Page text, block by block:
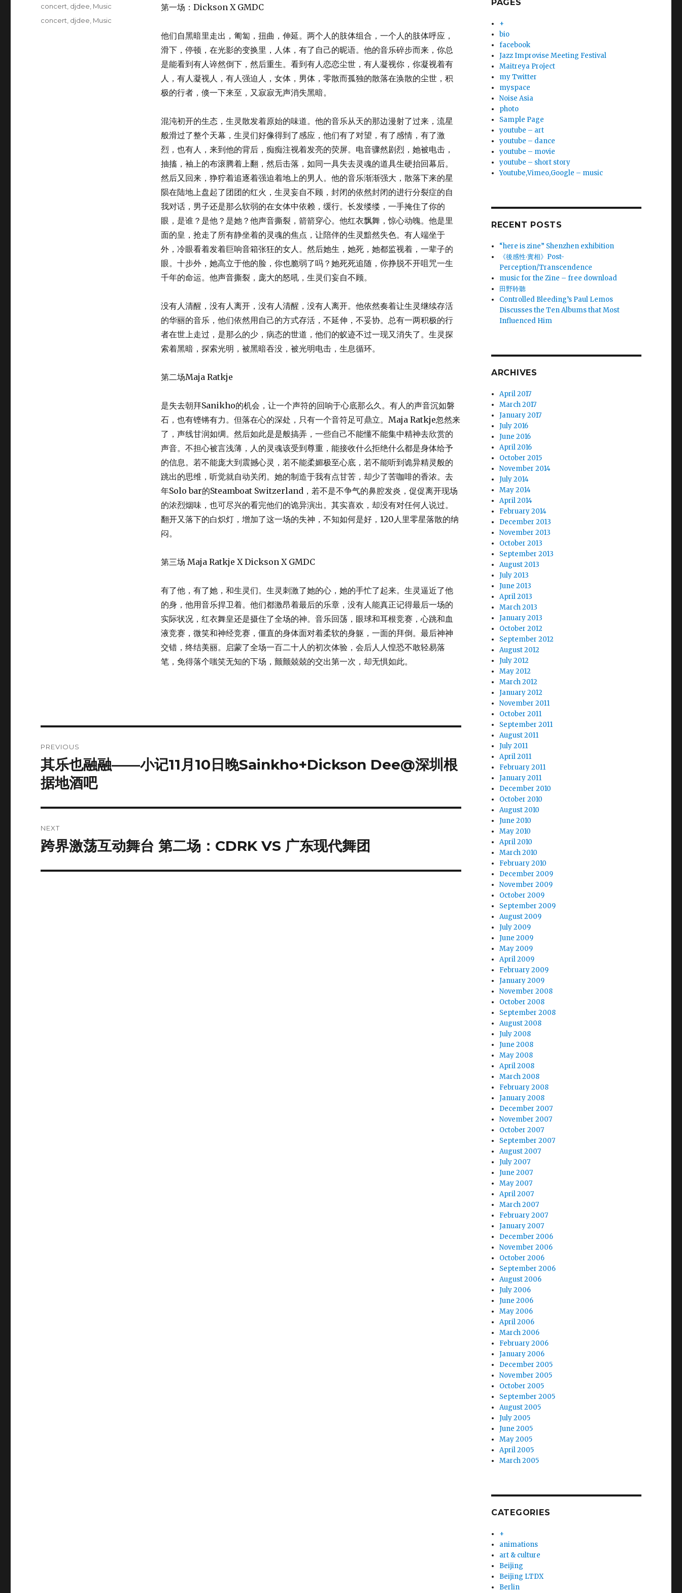
第一场：Dickson X GMDC
他们自黑暗里走出，匍匐，扭曲，伸延。两个人的肢体组合，一个人的肢体呼应，
滑下，停顿，在光影的变换里，人体，有了自己的昵语。他的音乐碎步而来，你总
是能看到有人谇然倒下，然后重生。看到有人恋恋尘世，有人凝视你，你凝视着有
人，有人凝视人，有人强迫人，女体，男体，零散而孤独的散落在涣散的尘世，积
极的行者，倏一下来至，又寂寂无声消失黑暗。
混沌初开的生态，生灵散发着原始的味道。他的音乐从天的那边漫射了过来，流星
般滑过了整个天幕，生灵们好像得到了感应，他们有了对望，有了感情，有了激
烈，也有人，来到他的背后，痴痴注视着发亮的荧屏。电音骤然剧烈，她被电击，
抽搐，袖上的布滚腾着上翻，然后击落，如同一具失去灵魂的道具生硬抬回幕后。
然后又回来，狰狞着追逐着强迫着地上的男人。他的音乐渐渐强大，散落下来的星
陨在陆地上盘起了团团的红火，生灵妄自不顾，封闭的依然封闭的进行分裂症的自
我对话，男子还是那么软弱的在女体中依赖，缓行。长发缕缕，一手掩住了你的
眼，是谁？是他？是她？他声音撕裂，箭箭穿心。他红衣飘舞，惊心动魄。他是里
面的皇，抢走了所有静坐着的灵魂的焦点，让陪伴的生灵黯然失色。有人端坐于
外，冷眼看着发着巨响音箱张狂的女人。然后她生，她死，她都监视着，一辈子的
眼。十步外，她高立于他的脸，你也脆弱了吗？她死死追随，你挣脱不开咀咒一生
千年的命运。他声音撕裂，庞大的怒吼，生灵们妄自不顾。
没有人清醒，没有人离开，没有人清醒，没有人离开。他依然奏着让生灵继续存活
的华丽的音乐，他们依然用自己的方式存活，不延伸，不妥协。总有一两积极的行
者在世上走过，是那么的少，病态的世道，他们的蚁迹不过一现又消失了。生灵探
索着黑暗，探索光明，被黑暗吞没，被光明电击，生息循环。
第二场Maja Ratkje
是失去朝拜Sanikho的机会，让一个声符的回响于心底那么久。有人的声音沉如磐
石，也有铿锵有力。但落在心的深处，只有一个音符足可鼎立。Maja Ratkje忽然来
了，声线甘润如绸。然后如此是是般搞弄，一些自己不能懂不能集中精神去欣赏的
声音。不担心被言浅薄，人的灵魂该受到尊重，能接收什么拒绝什么都是身体给予
的信息。若不能庞大到震撼心灵，若不能柔媚极至心底，若不能听到诡异精灵般的
跳出的思维，听觉就自动关闭。她的制造于我有点甘苦，却少了苦咖啡的香浓。去
年Solo bar的Steamboat Switzerland，若不是不争气的鼻腔发炎，促促离开现场
的浓烈烟味，也可尽兴的看完他们的诡异演出。其实喜欢，却没有对任何人说过。
翻开又落下的白炽灯，增加了这一场的失神，不知如何是好，120人里零星落散的纳
闷。
第三场 Maja Ratkje X Dickson X GMDC
有了他，有了她，和生灵们。生灵刺激了她的心，她的手忙了起来。生灵逼近了他
的身，他用音乐捍卫着。他们都激昂着最后的乐章，没有人能真正记得最后一场的
实际状况，红衣舞皇还是摄住了全场的神。音乐回荡，眼球和耳根竞赛，心跳和血
液竞赛，微笑和神经竞赛，僵直的身体面对着柔软的身躯，一面的拜倒。最后神神
交错，终结美丽。启蒙了全场一百二十人的初次体验，会后人人惶恐不敢轻易落
笔，免得落个嗤笑无知的下场，颤颤兢兢的交出第一次，却无惧如此。
Categories
concert djdee Music
Tags
concert djdee Music
navigation
PREVIOUS
Previous
post:
其乐也融融——小记11月10日晚Sainkho+Dickson Dee@深圳根
据地酒吧
NEXT
Next
跨界激荡互动舞台 第二场：CDRK VS 广东现代舞团
PAGES
+
bio
facebook
Jazz Improvise Meeting Festival
Maitreya Project
my Twitter
myspace
Noise Asia
photo
Sample Page
youtube – art
youtube – dance
youtube – movie
youtube – short story
Youtube,Vimeo,Google – music
RECENT POSTS
“here is zine” Shenzhen exhibition
《後感性‧實相》Post-
Perception/Transcendence
music for the Zine – free download
田野聆聽
Controlled Bleeding’s Paul Lemos
Discusses the Ten Albums that Most
Influenced Him
ARCHIVES
April 2017
March 2017
January 2017
July 2016
June 2016
April 2016
October 2015
November 2014
July 2014
May 2014
April 2014
February 2014
December 2013
November 2013
October 2013
September 2013
August 2013
July 2013
June 2013
April 2013
March 2013
January 2013
October 2012
September 2012
August 2012
July 2012
May 2012
March 2012
January 2012
November 2011
October 2011
September 2011
August 2011
July 2011
April 2011
February 2011
January 2011
December 2010
October 2010
August 2010
June 2010
May 2010
April 2010
March 2010
February 2010
December 2009
November 2009
October 2009
September 2009
August 2009
July 2009
June 2009
May 2009
April 2009
February 2009
January 2009
November 2008
October 2008
September 2008
August 2008
July 2008
June 2008
May 2008
April 2008
March 2008
February 2008
January 2008
December 2007
November 2007
October 2007
September 2007
August 2007
July 2007
June 2007
May 2007
April 2007
March 2007
February 2007
January 2007
December 2006
November 2006
October 2006
September 2006
August 2006
July 2006
June 2006
May 2006
April 2006
March 2006
February 2006
January 2006
December 2005
November 2005
October 2005
September 2005
August 2005
July 2005
June 2005
May 2005
April 2005
March 2005
CATEGORIES
+
animations
art & culture
Beijing
Beijing LTDX
Berlin